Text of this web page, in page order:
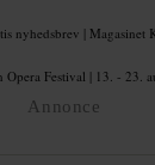
Annonce